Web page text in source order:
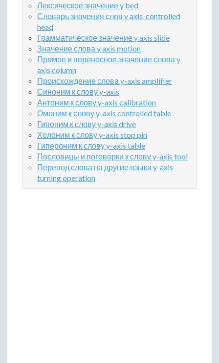
Лексическое значение y bed
Словарь значения слов y axis-controlled
head
Грамматическое значение y axis slide
Значение слова y axis motion
Прямое и переносное значение слова y
axis column
Происхождение слова y-axis amplifier
Синоним к слову y-axis
Антоним к слову y-axis calibration
Омоним к слову y-axis controlled table
Гипоним к слову y-axis drive
Холоним к слову y-axis stop pin
Гипероним к слову y-axis table
Пословицы и поговорки к слову y-axis tool
Перевод слова на другие языки y-axis
turning operation